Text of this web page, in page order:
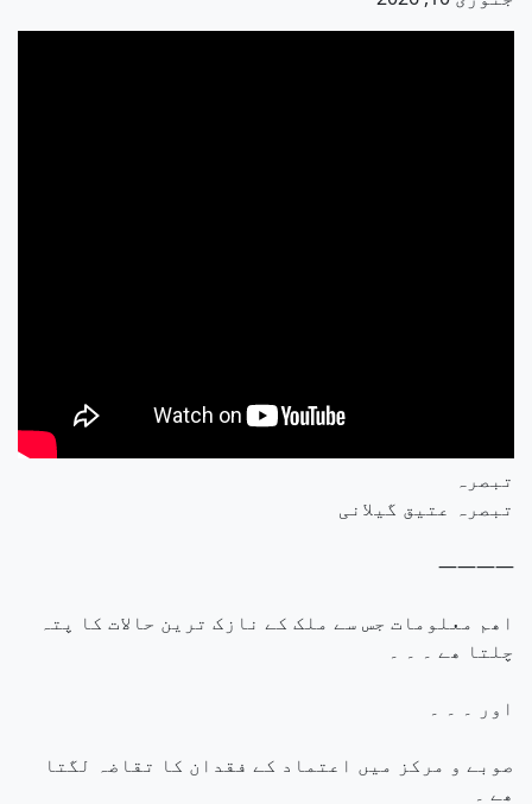
تبصرہ
تبصرہ عتیق گیلانی
————
اھم معلومات جس سے ملک کے نازک ترین حالات کا پتہ
چلتا ھے ۔ ۔ ۔
اور ۔ ۔ ۔
صوبے و مرکز میں اعتماد کے فقدان کا تقاضہ لگتا
ھے ۔